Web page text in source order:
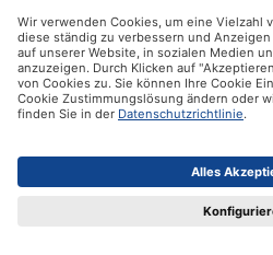
Social Media
Alle Preise inkl. gesetzl.
und ggf. Nachnahmegebühren,